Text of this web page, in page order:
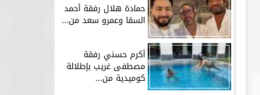
حمادة هلال رفقة أحمد
السقا وعمرو سعد من...
أكرم حسني رفقة
مصطفى غريب بإطلالة
كوميدية من...